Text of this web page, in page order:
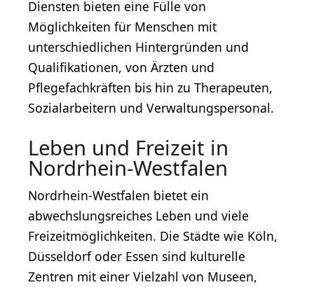
Diensten bieten eine Fülle von
Möglichkeiten für Menschen mit
unterschiedlichen Hintergründen und
Qualifikationen, von Ärzten und
Pflegefachkräften bis hin zu Therapeuten,
Sozialarbeitern und Verwaltungspersonal.
Leben und Freizeit in
Nordrhein-Westfalen
Nordrhein-Westfalen bietet ein
abwechslungsreiches Leben und viele
Freizeitmöglichkeiten. Die Städte wie Köln,
Düsseldorf oder Essen sind kulturelle
Zentren mit einer Vielzahl von Museen,